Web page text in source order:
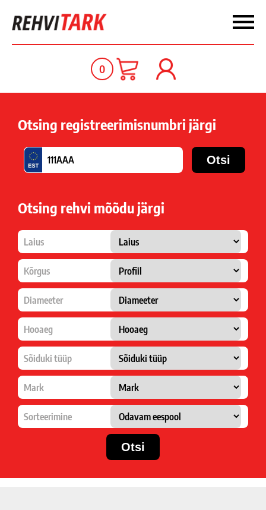
0
Otsing registreerimisnumbri järgi
Otsing rehvi mõõdu järgi
Laius
Kõrgus
Diameeter
Hooaeg
Sõiduki tüüp
Mark
Sorteerimine